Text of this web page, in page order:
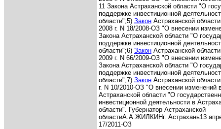
11 Закона Астраханской области "О
поддержке инвестиционной
области";5) Закон Астраханской
2008 г. N 18/2008-ОЗ "О внесении
Закона Астраханской области "О
поддержке инвестиционной
области";6) Закон Астраханской
2009 г. N 66/2009-ОЗ "О внесении
Закона Астраханской области "О
поддержке инвестиционной
области";7) Закон Астраханской
г. N 10/2010-ОЗ "О внесении изменений
Астраханской области "О
инвестиционной деятельности в
области". Губернатор Астраханской
областиА.А.ЖИЛКИНг. Астрахань13
17/2011-ОЗ